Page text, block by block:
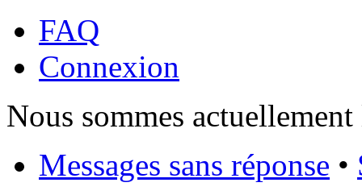
FAQ
Connexion
Nous sommes
Messages sans réponse •